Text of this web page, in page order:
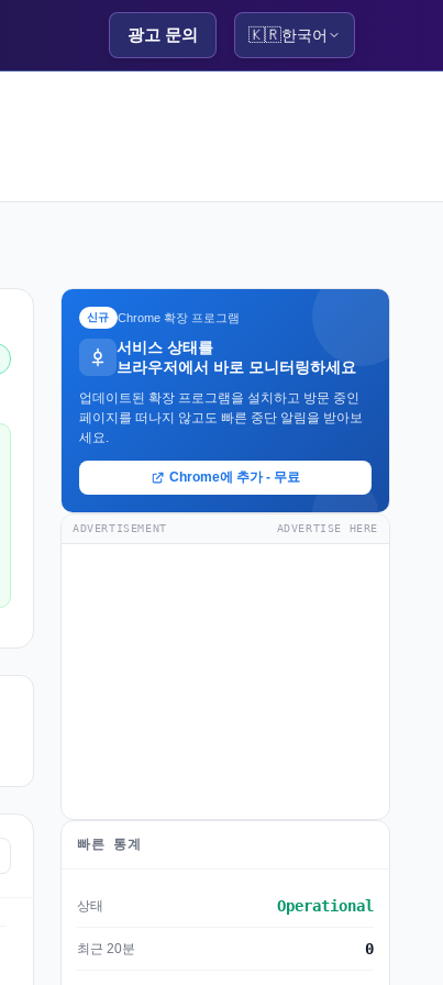
광고 문의 🇰🇷한국어
신규 Chrome 확장 프로그램
서비스 상태를
브라우저에서 바로 모니터링하세요
업데이트된 확장 프로그램을 설치하고 방문 중인
페이지를 떠나지 않고도 빠른 중단 알림을 받아보
세요.
Chrome에 추가 - 무료
ADVERTISEMENT ADVERTISE HERE
빠른 통계
상태 Operational
최근 20분 0